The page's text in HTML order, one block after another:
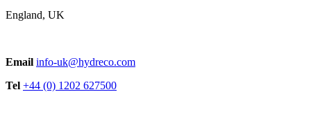
England, UK
Email info-uk@hydreco.com
Tel +44 (0) 1202 627500